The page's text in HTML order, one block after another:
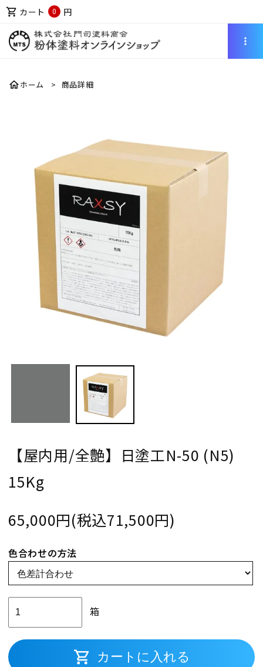
shopping_cart カート 0 円
more_vert
homeホーム 商品詳細
【屋内用/全艶】日塗工N-50 (N5)
15Kg
65,000円(税込71,500円)
色合わせの方法
箱
shopping_cart カートに入れる